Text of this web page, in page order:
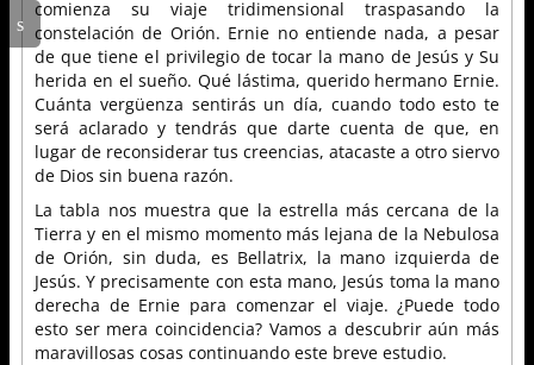
comienza su viaje tridimensional traspasando la
constelación de Orión. Ernie no entiende nada, a pesar
de que tiene el privilegio de tocar la mano de Jesús y Su
herida en el sueño. Qué lástima, querido hermano Ernie.
Cuánta vergüenza sentirás un día, cuando todo esto te
será aclarado y tendrás que darte cuenta de que, en
lugar de reconsiderar tus creencias, atacaste a otro siervo
de Dios sin buena razón.
La tabla nos muestra que la estrella más cercana de la
Tierra y en el mismo momento más lejana de la Nebulosa
de Orión, sin duda, es Bellatrix, la mano izquierda de
Jesús. Y precisamente con esta mano, Jesús toma la mano
derecha de Ernie para comenzar el viaje. ¿Puede todo
esto ser mera coincidencia? Vamos a descubrir aún más
maravillosas cosas continuando este breve estudio.